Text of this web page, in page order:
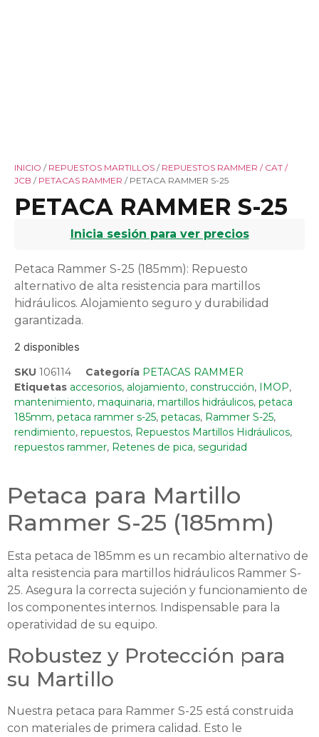
INICIO / REPUESTOS MARTILLOS / REPUESTOS RAMMER / CAT /
JCB / PETACAS RAMMER / PETACA RAMMER S-25
PETACA RAMMER S-25
Inicia sesión para ver precios
Petaca Rammer S-25 (185mm): Repuesto
alternativo de alta resistencia para martillos
hidráulicos. Alojamiento seguro y durabilidad
garantizada.
2 disponibles
SKU 106114 Categoría PETACAS RAMMER
Etiquetas accesorios, alojamiento, construcción, IMOP,
mantenimiento, maquinaria, martillos hidráulicos, petaca
185mm, petaca rammer s-25, petacas, Rammer S-25,
rendimiento, repuestos, Repuestos Martillos Hidráulicos,
repuestos rammer, Retenes de pica, seguridad
Petaca para Martillo
Rammer S-25 (185mm)
Esta petaca de 185mm es un recambio alternativo de
alta resistencia para martillos hidráulicos Rammer S-
25. Asegura la correcta sujeción y funcionamiento de
los componentes internos. Indispensable para la
operatividad de su equipo.
Robustez y Protección para
su Martillo
Nuestra petaca para Rammer S-25 está construida
con materiales de primera calidad. Esto le